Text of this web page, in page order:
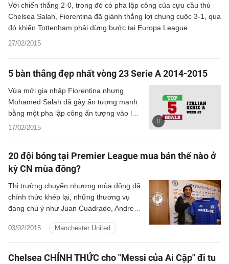
Với chiến thắng 2-0, trong đó có pha lập công của cựu cầu thủ
Chelsea Salah, Fiorentina đã giành thắng lợi chung cuộc 3-1, qua
đó khiến Tottenham phải dừng bước tại Europa League.
27/02/2015
5 bàn thắng đẹp nhất vòng 23 Serie A 2014-2015
17/02/2015
Vừa mới gia nhập Fiorentina nhưng
Mohamed Salah đã gây ấn tượng mạnh
bằng một pha lập công ấn tượng vào lưới
Sassuolo. Nhờ vậy, "Messi của Ai Cập"
vừa rồi.
20 đội bóng tại Premier League mua bán thế nào ở
kỳ CN mùa đông?
03/02/2015 Manchester United
Thị trường chuyển nhượng mùa đông đã
chính thức khép lại, những thương vụ
đáng chú ý như Juan Cuadrado, Andre
Salah… đã chính thức xuất hiện. Hãy
điểm lại tất cả các thương vụ đã hoàn tất
trong kì chuyển nhượng tháng 1/2015 ở
Chelsea CHÍNH THỨC cho "Messi của Ai Cập" đi tu